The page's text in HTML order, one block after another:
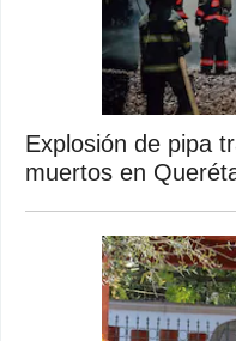
Explosión de pipa
muertos en